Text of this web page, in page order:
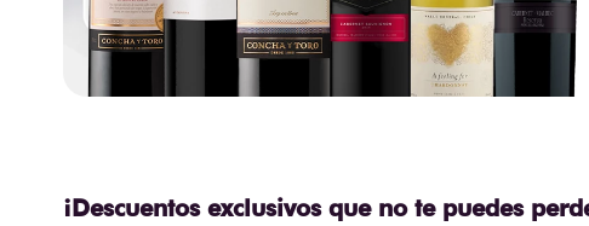
¡Descuentos exclusivos que no te puedes